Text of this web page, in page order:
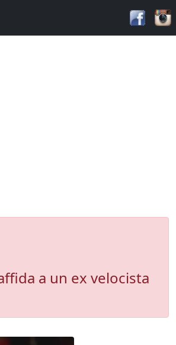
a un ex velocista